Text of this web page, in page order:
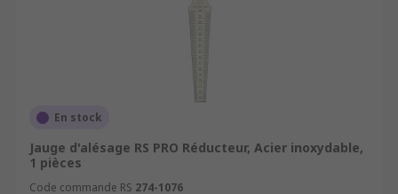
En stock
Jauge d'alésage RS PRO Réducteur, Acier inoxydable,
1 pièces
Code commande RS 274-1076